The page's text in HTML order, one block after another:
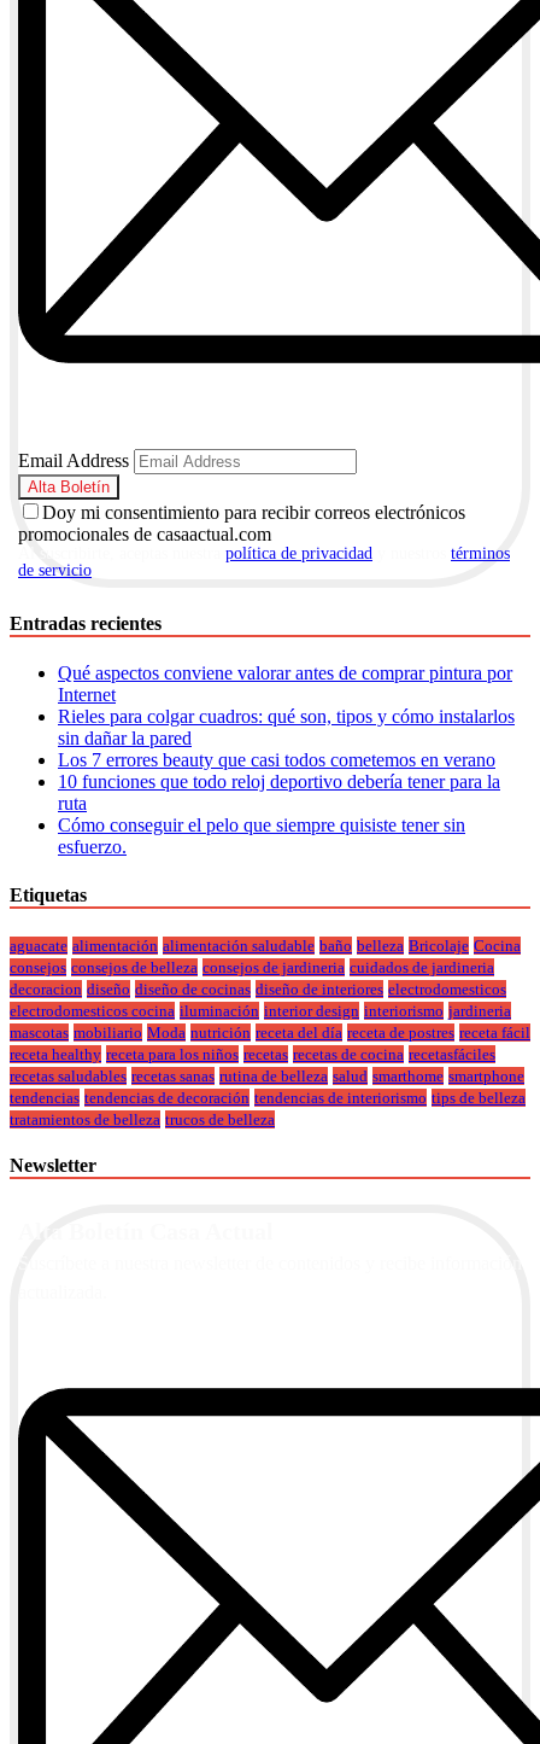
Email Address
Doy mi consentimiento para recibir correos electrónicos
promocionales de casaactual.com
política de privacidad
términos
de servicio
Entradas recientes
Qué aspectos conviene valorar antes de comprar pintura por
Internet
Rieles para colgar cuadros: qué son, tipos y cómo instalarlos
sin dañar la pared
Los 7 errores beauty que casi todos cometemos en verano
10 funciones que todo reloj deportivo debería tener para la
ruta
Cómo conseguir el pelo que siempre quisiste tener sin
esfuerzo.
Etiquetas
aguacate alimentación alimentación saludable baño belleza Bricolaje Cocina
consejos consejos de belleza consejos de jardineria cuidados de jardineria
decoracion diseño diseño de cocinas diseño de interiores electrodomesticos
electrodomesticos cocina iluminación interior design interiorismo jardineria
mascotas mobiliario Moda nutrición receta del día receta de postres receta fácil
receta healthy receta para los niños recetas recetas de cocina recetasfáciles
recetas saludables recetas sanas rutina de belleza salud smarthome smartphone
tendencias tendencias de decoración tendencias de interiorismo tips de belleza
tratamientos de belleza trucos de belleza
Newsletter